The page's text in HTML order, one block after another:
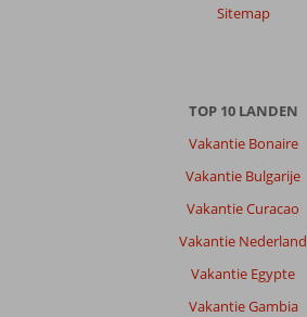
Sitemap
TOP 10 LANDEN
Vakantie Bonaire
Vakantie Bulgarije
Vakantie Curacao
Vakantie Nederland
Vakantie Egypte
Vakantie Gambia